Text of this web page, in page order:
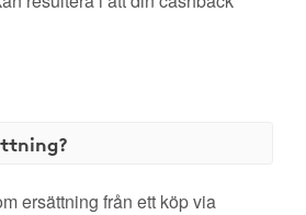
ersättning från ett köp via